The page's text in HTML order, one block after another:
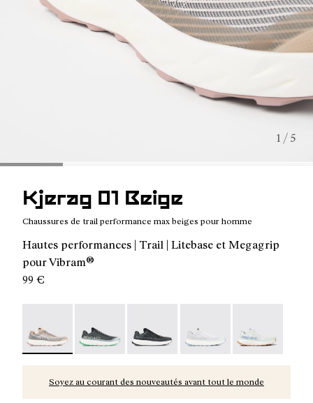
1 / 5
Kjerag 01 Beige
Chaussures de trail performance max beiges pour homme
Hautes performances | Trail | Litebase et Megagrip
pour Vibram®
99 €
Soyez au courant des nouveautés avant tout le monde